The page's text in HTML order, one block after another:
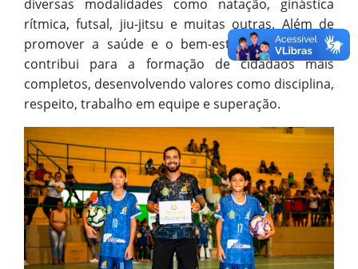
diversas modalidades como natação, ginástica
rítmica, futsal, jiu-jitsu e muitas outras. Além de
promover a saúde e o bem-estar físico, o CIEP
contribui para a formação de cidadãos mais
completos, desenvolvendo valores como disciplina,
respeito, trabalho em equipe e superação.